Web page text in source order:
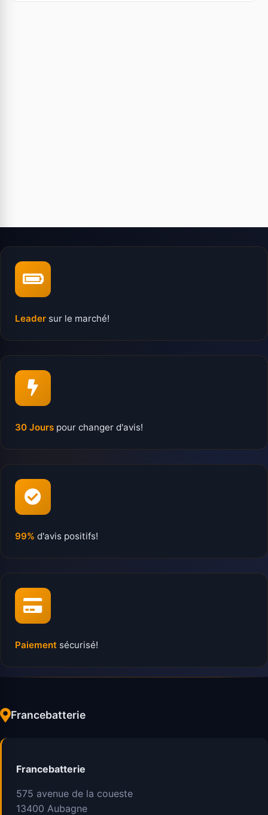
Leader sur le marché!
30 Jours pour changer d'avis!
99% d'avis positifs!
Paiement sécurisé!
Francebatterie
Francebatterie
575 avenue de la coueste
13400 Aubagne